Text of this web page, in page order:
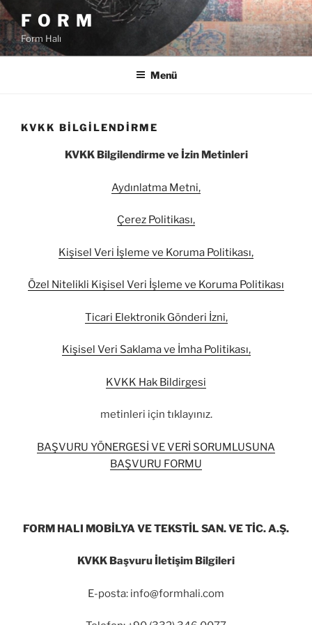
İçeriğe
geç F O R M
Form Halı
Menü
KVKK BILGILENDIRME
KVKK Bilgilendirme ve İzin Metinleri
Aydınlatma Metni,
Çerez Politikası,
Kişisel Veri İşleme ve Koruma Politikası,
Özel Nitelikli Kişisel Veri İşleme ve Koruma Politikası
Ticari Elektronik Gönderi İzni,
Kişisel Veri Saklama ve İmha Politikası,
KVKK Hak Bildirgesi
metinleri için tıklayınız.
BAŞVURU YÖNERGESİ VE VERİ SORUMLUSUNA
BAŞVURU FORMU
FORM HALI MOBİLYA VE TEKSTİL SAN. VE TİC. A.Ş.
KVKK Başvuru İletişim Bilgileri
E-posta: info@formhali.com